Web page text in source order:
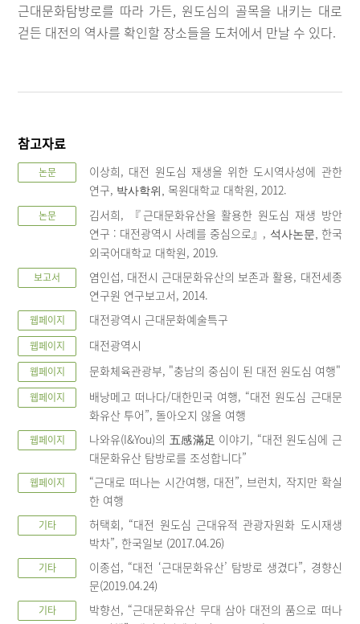
근대문화탐방로를 따라 가든, 원도심의 골목을 내키는 대로
걷든 대전의 역사를 확인할 장소들을 도처에서 만날 수 있다.
참고자료
논문
이상희, 대전 원도심 재생을 위한 도시역사성에 관한
연구, 박사학위, 목원대학교 대학원, 2012.
논문
김서희, 『근대문화유산을 활용한 원도심 재생 방안
연구 : 대전광역시 사례를 중심으로』, 석사논문, 한국
외국어대학교 대학원, 2019.
보고서
염인섭, 대전시 근대문화유산의 보존과 활용, 대전세종
연구원 연구보고서, 2014.
웹페이지 대전광역시 근대문화예술특구
웹페이지 대전광역시
웹페이지 문화체육관광부, "충남의 중심이 된 대전 원도심 여행"
웹페이지
배낭메고 떠나다/대한민국 여행, “대전 원도심 근대문
화유산 투어”, 돌아오지 않을 여행
웹페이지
나와유(I&You)의 五感滿足 이야기, “대전 원도심에 근
대문화유산 탐방로를 조성합니다”
웹페이지
“근대로 떠나는 시간여행, 대전”, 브런치, 작지만 확실
한 여행
기타
허택회, “대전 원도심 근대유적 관광자원화 도시재생
박차”, 한국일보 (2017.04.26)
기타
이종섭, “대전 ‘근대문화유산’ 탐방로 생겼다”, 경향신
문(2019.04.24)
기타
박향선, “근대문화유산 무대 삼아 대전의 품으로 떠나